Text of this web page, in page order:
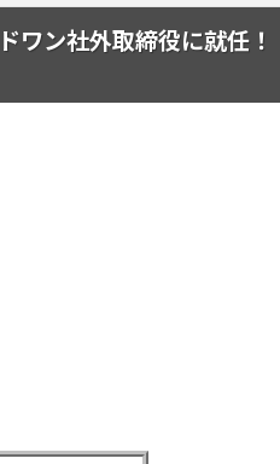
ワン社外取締役に就任！